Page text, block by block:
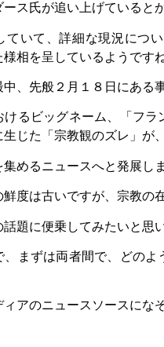
ース氏が追い上げていると
ていて、詳細な現況につ
様相を呈しているようです
中、先般２月１８日にある
けるビッグネーム、「フ
生じた「宗教観のズレ」が
集めるニュースへと発展し
鮮度は古いですが、宗教の
話題に便乗してみたいと思
、まずは両者間で、どの
ィアのニュースソースにな